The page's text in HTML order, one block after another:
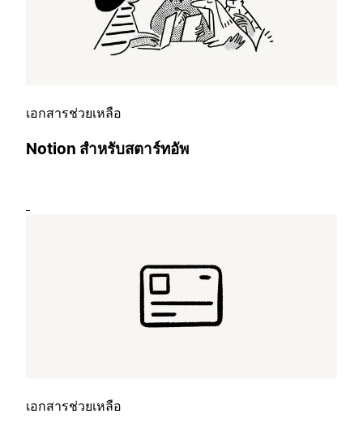
เอกสารช่วยเหลือ
Notion สำหรับสตาร์ทอัพ
เอกสารช่วยเหลือ